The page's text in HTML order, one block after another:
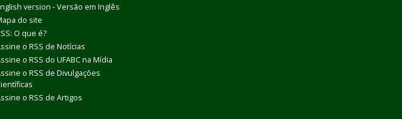
version - Versão em Inglês
do site
O que é?
o RSS de Notícias
o RSS do UFABC na Mídia
o RSS de Divulgações
o RSS de Artigos